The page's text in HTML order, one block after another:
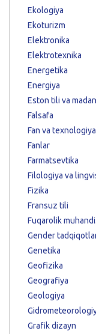
Ekologiya
Ekoturizm
Elektronika
Elektrotexnika
Energetika
Energiya
Eston tili va
Falsafa
Fan va
Fanlar
Farmatsevtika
Filologiya va
Fizika
Fransuz tili
Fuqarolik
Gender
Genetika
Geofizika
Geografiya
Geologiya
Grafik dizayn